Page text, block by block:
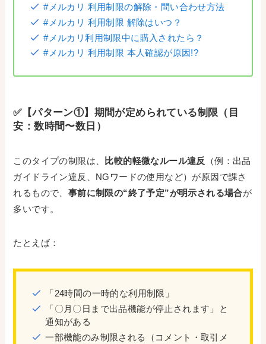
#メルカリ 利用制限の解除・問い合わせ方法
#メルカリ 利用制限 解除はいつ？
#メルカリ利用制限中に購入されたら？
#メルカリ 利用制限 本人確認が原因!?
✅【パターン①】期間が定められている制限（目
安：数時間〜数日）
このタイプの制限は、 比較的軽微なルール違反
（例：出品
ガイドライン違反、NGワードの使用など）が原因で課さ
れるもので、 事前に制限の“終了予定”が明示される場合が
多いです。
たとえば：
「24時間の一時的な利用制限」
「〇月〇日まで出品機能が停止されます」と
通知がある
一部機能のみ制限される（コメント・取引メ